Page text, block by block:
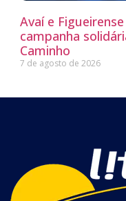
Avaí e
campanha
Caminho
7 de agosto de 2026